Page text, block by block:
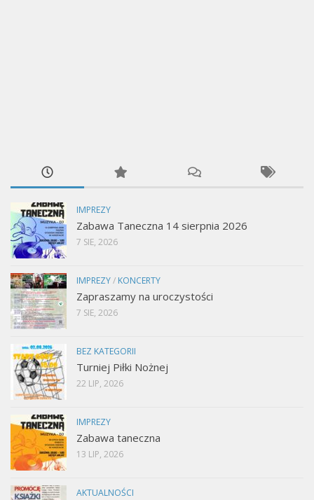
IMPREZY
Zabawa Taneczna 14 sierpnia 2026
7 SIE, 2026
IMPREZY/ KONCERTY
Zapraszamy na uroczystości
7 SIE, 2026
BEZ KATEGORII
Turniej Piłki Nożnej
22 LIP, 2026
IMPREZY
Zabawa taneczna
13 LIP, 2026
AKTUALNOŚCI